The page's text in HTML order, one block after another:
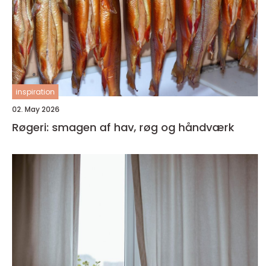
inspiration
02. May 2026
Røgeri: smagen af hav, røg og håndværk